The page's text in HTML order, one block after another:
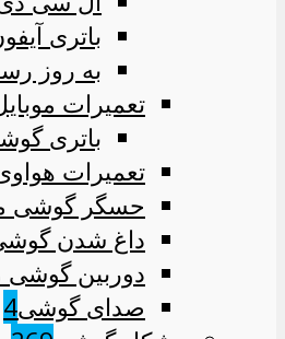
باتری
به روز
تعمیرات
باتری
تعمیرات
حسگر گوشی
داغ شدن
دوربین گوشی
صدای گوشی4